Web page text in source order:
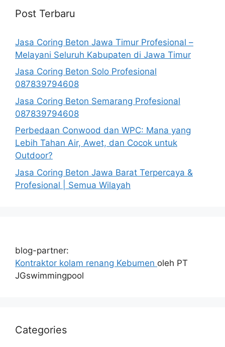
Post Terbaru
Jasa Coring Beton Jawa Timur Profesional –
Melayani Seluruh Kabupaten di Jawa Timur
Jasa Coring Beton Solo Profesional
087839794608
Jasa Coring Beton Semarang Profesional
087839794608
Perbedaan Conwood dan WPC: Mana yang
Lebih Tahan Air, Awet, dan Cocok untuk
Outdoor?
Jasa Coring Beton Jawa Barat Terpercaya &
Profesional | Semua Wilayah
blog-partner:
Kontraktor kolam renang Kebumen oleh PT
JGswimmingpool
Categories